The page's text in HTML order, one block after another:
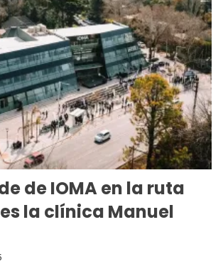
de IOMA en la ruta
la clínica Manuel